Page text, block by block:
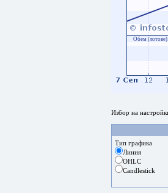
Обем (лотове):
Избор на
Тип графика
Линия
OHLC
Candlestick